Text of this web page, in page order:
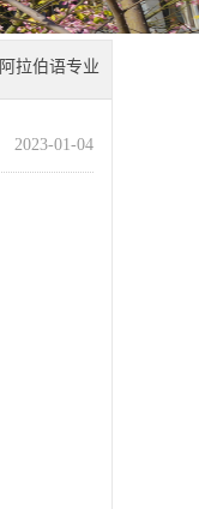
阿拉伯语专业
2023-01-04